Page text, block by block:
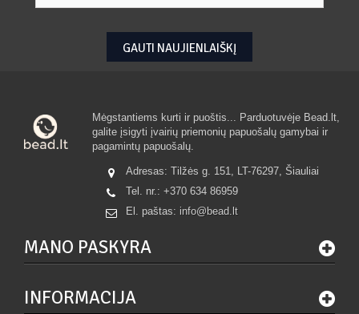
GAUTI NAUJIENLAIŠKĮ
Mėgstantiems kurti ir puoštis... Parduotuvėje Bead.lt,
galite įsigyti įvairių priemonių papuošalų gamybai ir
pagamintų papuošalų.
Adresas: Tilžės g. 151, LT-76297, Šiauliai
Tel. nr.: +370 634 86959
El. paštas: info@bead.lt
MANO PASKYRA
INFORMACIJA